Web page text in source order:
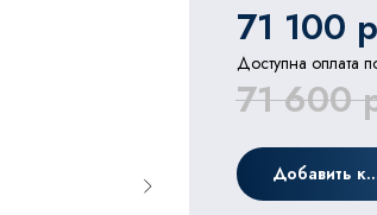
71 100
Доступна оплата
71 600